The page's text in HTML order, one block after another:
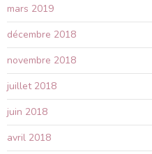
mars 2019
décembre 2018
novembre 2018
juillet 2018
juin 2018
avril 2018